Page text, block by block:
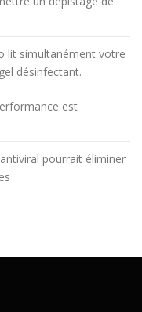
lit simultanément votre
désinfectant.
est
pourrait éliminer